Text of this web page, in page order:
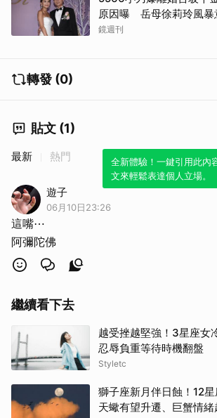
原因曝 岳母徐莉玲風暴
鏡週刊
轉發 (0)
貼文 (1)
全新體驗！一鍵引用此內
文來輕鬆表達個人立場。
最新 熱門
遊子
06月10日23:26
這嘴⋯
阿彌陀佛
繼續看下去
越受挫越堅強！3星座女
忍辱負重等待時機翻盤
Styletc
獅子座新月伴日蝕！12
天蠍有望升遷、巨蟹情